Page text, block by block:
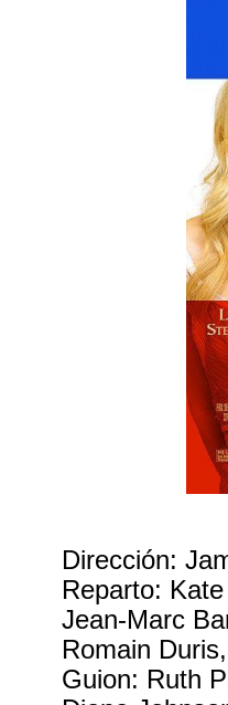
Dirección:
Reparto:
Jean-Marc
Romain
Guion: Ruth